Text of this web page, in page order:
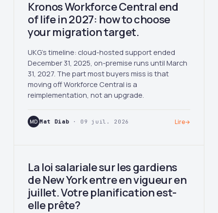
Kronos Workforce Central end
of life in 2027: how to choose
your migration target.
UKG's timeline: cloud-hosted support ended
December 31, 2025, on-premise runs until March
31, 2027. The part most buyers miss is that
moving off Workforce Central is a
reimplementation, not an upgrade.
MD Mat Diab · 09 juil. 2026 Lire→
La loi salariale sur les gardiens
de New York entre en vigueur en
juillet. Votre planification est-
elle prête?